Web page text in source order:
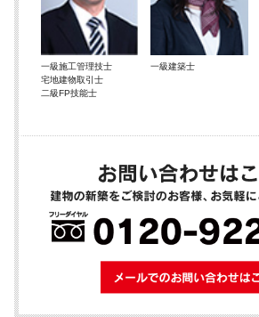
一級施工管理技士
宅地建物取引士
二級FP技能士
一級建築士